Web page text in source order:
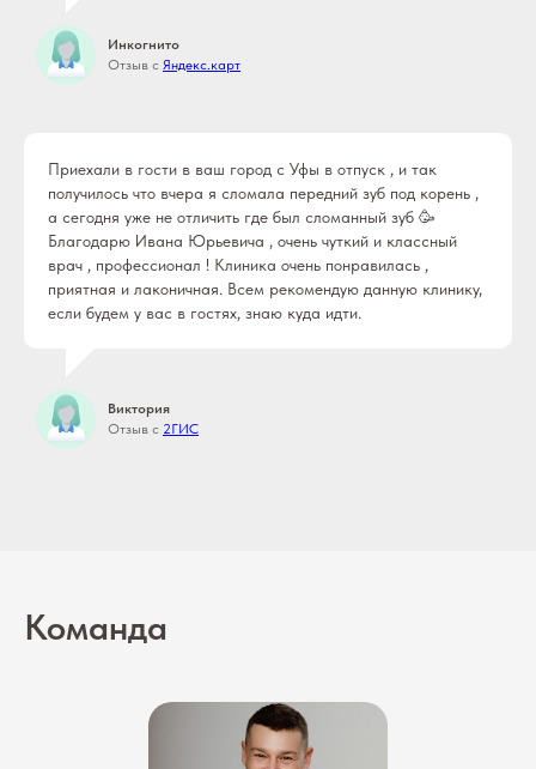
Инкогнито
Отзыв с Яндекс.карт
Приехали в гости в ваш город с Уфы в отпуск , и так
получилось что вчера я сломала передний зуб под корень ,
а сегодня уже не отличить где был сломанный зуб 🥳
Благодарю Ивана Юрьевича , очень чуткий и классный
врач , профессионал ! Клиника очень понравилась ,
приятная и лаконичная. Всем рекомендую данную клинику,
если будем у вас в гостях, знаю куда идти.
Виктория
Отзыв с 2ГИС
Команда